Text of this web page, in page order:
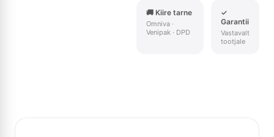
🚚 Kiire tarne
Omniva ·
Venipak · DPD
✓
Garantii
Vastavalt
tootjale